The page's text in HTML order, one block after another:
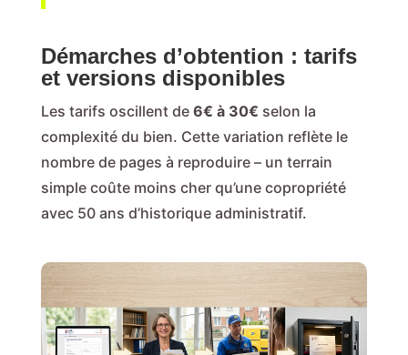
Démarches d’obtention : tarifs
et versions disponibles
Les tarifs oscillent de 6€ à 30€ selon la
complexité du bien. Cette variation reflète le
nombre de pages à reproduire – un terrain
simple coûte moins cher qu’une copropriété
avec 50 ans d’historique administratif.